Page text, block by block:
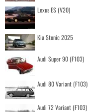
Lexus ES (V20)
Kia Stonic 2025
Audi Super 90 (F103)
Audi 80 Variant (F103)
Audi 72 Variant (F103)